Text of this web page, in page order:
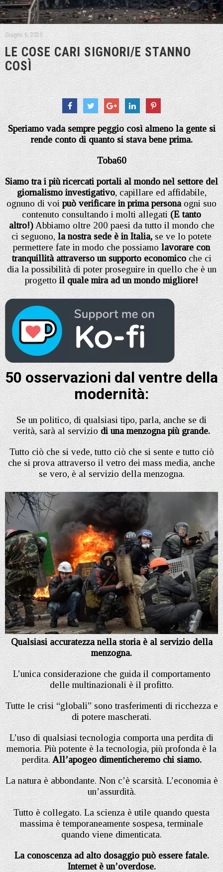
Giugno 6, 2025
LE COSE CARI SIGNORI/E STANNO
COSÌ
Speriamo vada sempre peggio così almeno la gente si
rende conto di quanto si stava bene prima.
Toba60
Siamo tra i più ricercati portali al mondo nel settore del
giornalismo investigativo, capillare ed affidabile,
ognuno di voipuò verificare in prima personaogni suo
contenuto consultando i molti allegati (E tanto
altro!)Abbiamo oltre 200 paesi da tutto il mondo che
ci seguono,la nostra sede è in Italia,se ve lo potete
permettere fate in modo che possiamolavorare con
tranquillità attraverso un supporto economicoche ci
dia la possibilità di poter proseguire in quello che è un
progettoil quale mira ad un mondo migliore!
50 osservazioni dal ventre della
modernità:
Se un politico, di qualsiasi tipo, parla, anche se di
verità, sarà al serviziodi una menzogna più grande.
Tutto ciò che si vede, tutto ciò che si sente e tutto ciò
che si prova attraverso il vetro dei mass media, anche
se vero, è al servizio della menzogna.
Qualsiasi accuratezza nella storia è al servizio della
menzogna.
L’unica considerazione che guida il comportamento
delle multinazionali è il profitto.
Tutte le crisi “globali” sono trasferimenti di ricchezza e
di potere mascherati.
L’uso di qualsiasi tecnologia comporta una perdita di
memoria. Più potente è la tecnologia, più profonda è la
perdita.All’apogeo dimenticheremo chi siamo.
La natura è abbondante. Non c’è scarsità. L’economia è
un’assurdità.
Tutto è collegato. La scienza è utile quando questa
massima è temporaneamente sospesa, terminale
quando viene dimenticata.
La conoscenza ad alto dosaggio può essere fatale.
Internet è un’overdose.